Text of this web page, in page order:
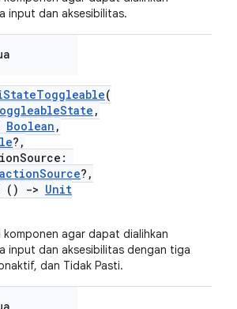
input dan aksesibilitas.
(
,
Boolean ,
?,
?,
()
-> Unit
komponen agar dapat dialihkan
input dan aksesibilitas dengan tiga
dan Tidak Pasti.